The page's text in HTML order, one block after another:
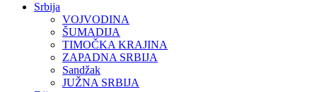
Srbija
VOJVODINA
ŠUMADIJA
TIMOČKA KRAJINA
ZAPADNA SRBIJA
Sandžak
JUŽNA SRBIJA